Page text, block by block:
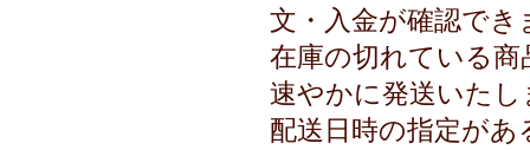
文・入金が確認で
在庫の切れている
速やかに発送いた
配送日時の指定が